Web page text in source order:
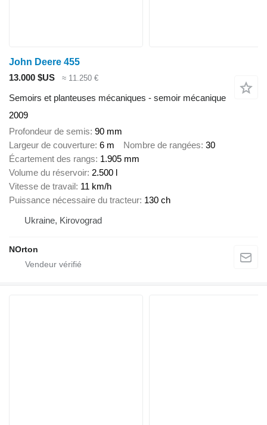
John Deere 455
13.000 $US
≈ 11.250 €
Semoirs et planteuses mécaniques - semoir mécanique
2009
Profondeur de semis 90 mm
Largeur de couverture 6 m Nombre de rangées 30
Écartement des rangs 1.905 mm
Volume du réservoir 2.500 l
Vitesse de travail 11 km/h
Puissance nécessaire du tracteur 130 ch
Ukraine, Kirovograd
NOrton